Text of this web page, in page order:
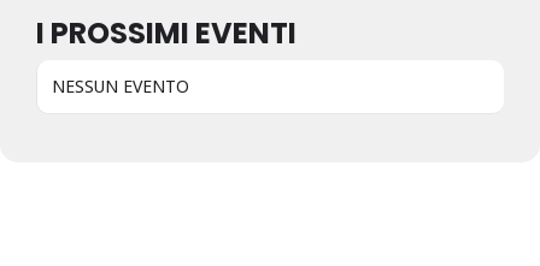
I PROSSIMI EVENTI
NESSUN EVENTO